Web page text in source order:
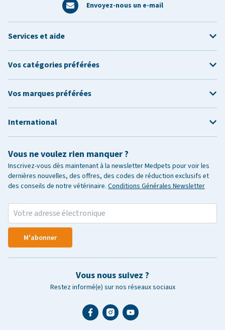
Envoyez-nous un e-mail
Vous ne voulez rien manquer ?
Inscrivez-vous dès maintenant à la newsletter Medpets pour voir les
dernières nouvelles, des offres, des codes de réduction exclusifs et
des conseils de notre vétérinaire. Conditions Générales Newsletter
M'abonner
Vous nous suivez ?
Restez informé(e) sur nos réseaux sociaux
Services et aide
Vos catégories préférées
Vos marques préférées
International